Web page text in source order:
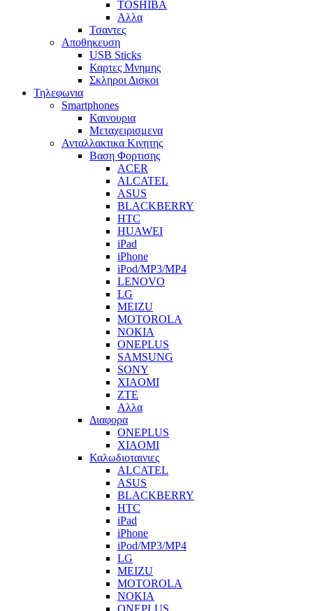
TOSHIBA
Αλλα
Τσαντες
Αποθηκευση
USB Sticks
Καρτες Μνημης
Σκληροι Δισκοι
Τηλεφωνια
Smartphones
Καινουρια
Μεταχειρισμενα
Ανταλλακτικα Κινητης
Βαση Φορτισης
ACER
ALCATEL
ASUS
BLACKBERRY
HTC
HUAWEI
iPad
iPhone
iPod/MP3/MP4
LENOVO
LG
MEIZU
MOTOROLA
NOKIA
ONEPLUS
SAMSUNG
SONY
XIAOMI
ZTE
Αλλα
Διαφορα
ONEPLUS
XIAOMI
Καλωδιοταινιες
ALCATEL
ASUS
BLACKBERRY
HTC
iPad
iPhone
iPod/MP3/MP4
LG
MEIZU
MOTOROLA
NOKIA
ONEPLUS